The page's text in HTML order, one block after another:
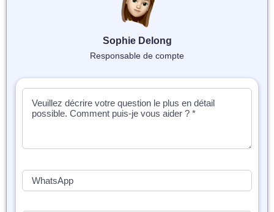
🎓
Sophie Delong
Responsable de compte